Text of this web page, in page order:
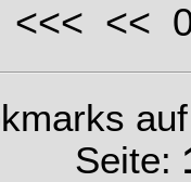
<<< <<
Seite: